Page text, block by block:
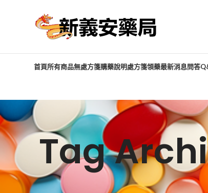
首頁所有商品無處方箋購藥說明處方箋領藥最新消息問答
Tag